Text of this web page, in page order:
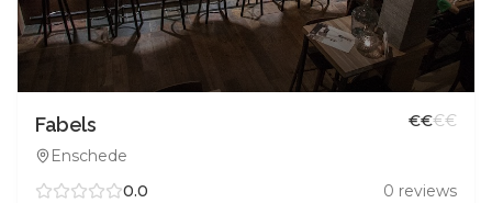
Fabels
Enschede
€€€€
0.0 0 reviews